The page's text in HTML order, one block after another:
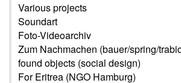
Various projects
Soundart
Foto-Videoarchiv
Zum Nachmachen (bauer/spring/
found objects (social design)
For Eritrea (NGO Hamburg)